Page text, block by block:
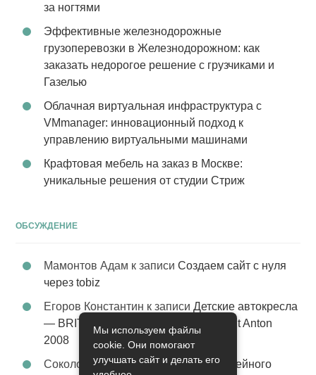
за ногтями
Эффективные железнодорожные
грузоперевозки в Железнодорожном: как
заказать недорогое решение с грузчиками и
Газелью
Облачная виртуальная инфраструктура с
VMmanager: инновационный подход к
управлению виртуальными машинами
Крафтовая мебель на заказ в Москве:
уникальные решения от студии Стриж
ОБСУЖДЕНИЕ
Мамонтов Адам к записиСоздаем сайт с нуля
через tobiz
Егоров Константин к записиДетские автокресла
— BRITAX Evolva 1-2-3 (1-2-3) цвет St Anton
2008
Соколова Эльзак записиУслуги семейного
Мы используем файлы
cookie. Они помогают
улучшать сайт и делать его